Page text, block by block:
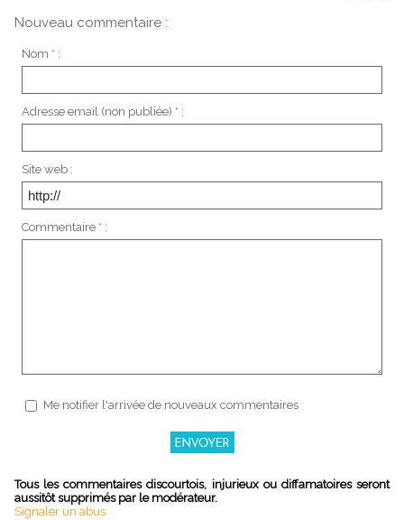
Nouveau commentaire :
Nom * :
Adresse email (non publiée) * :
Site web :
Commentaire * :
Me notifier l'arrivée de nouveaux commentaires
Tous les commentaires discourtois, injurieux ou diffamatoires seront
aussitôt supprimés par le modérateur.
Signaler un abus